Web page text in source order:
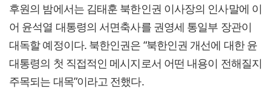
후원의 밤에서는 김태훈 북한인권 이사장의 인사말에 이
어 윤석열 대통령의 서면축사를 권영세 통일부 장관이
대독할 예정이다. 북한인권은 “북한인권 개선에 대한 윤
대통령의 첫 직접적인 메시지로서 어떤 내용이 전해질지
주목되는 대목”이라고 전했다.